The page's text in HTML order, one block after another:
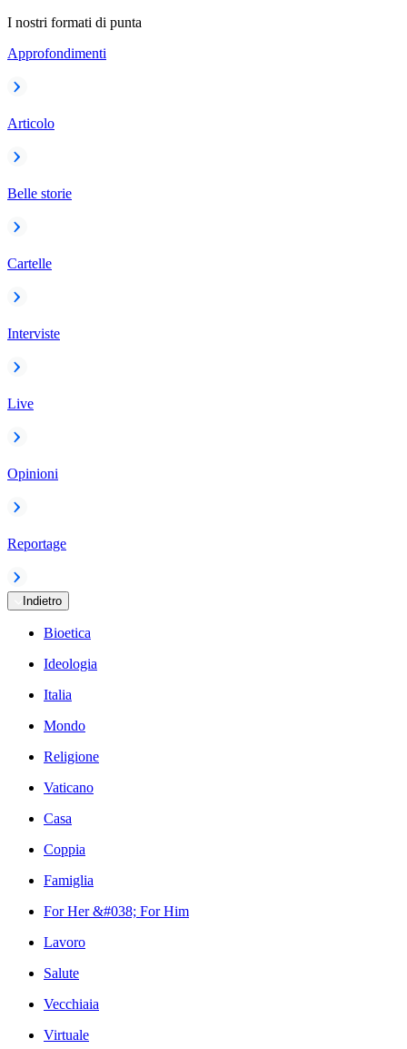
I nostri formati di punta
Approfondimenti
Articolo
Belle storie
Cartelle
Interviste
Live
Opinioni
Reportage
Indietro
Bioetica
Ideologia
Italia
Mondo
Religione
Vaticano
Casa
Coppia
Famiglia
For Her &#038; For Him
Lavoro
Salute
Vecchiaia
Virtuale